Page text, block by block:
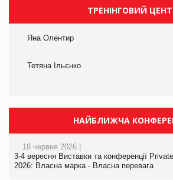
ТРЕНІНГОВИЙ
Яна Олентир
Тетяна Ільєнко
НАЙБЛИЖЧА
18 червня 2026 |
3-4 вересня Виставки та конференції
2026: Власна марка - Власна перевага